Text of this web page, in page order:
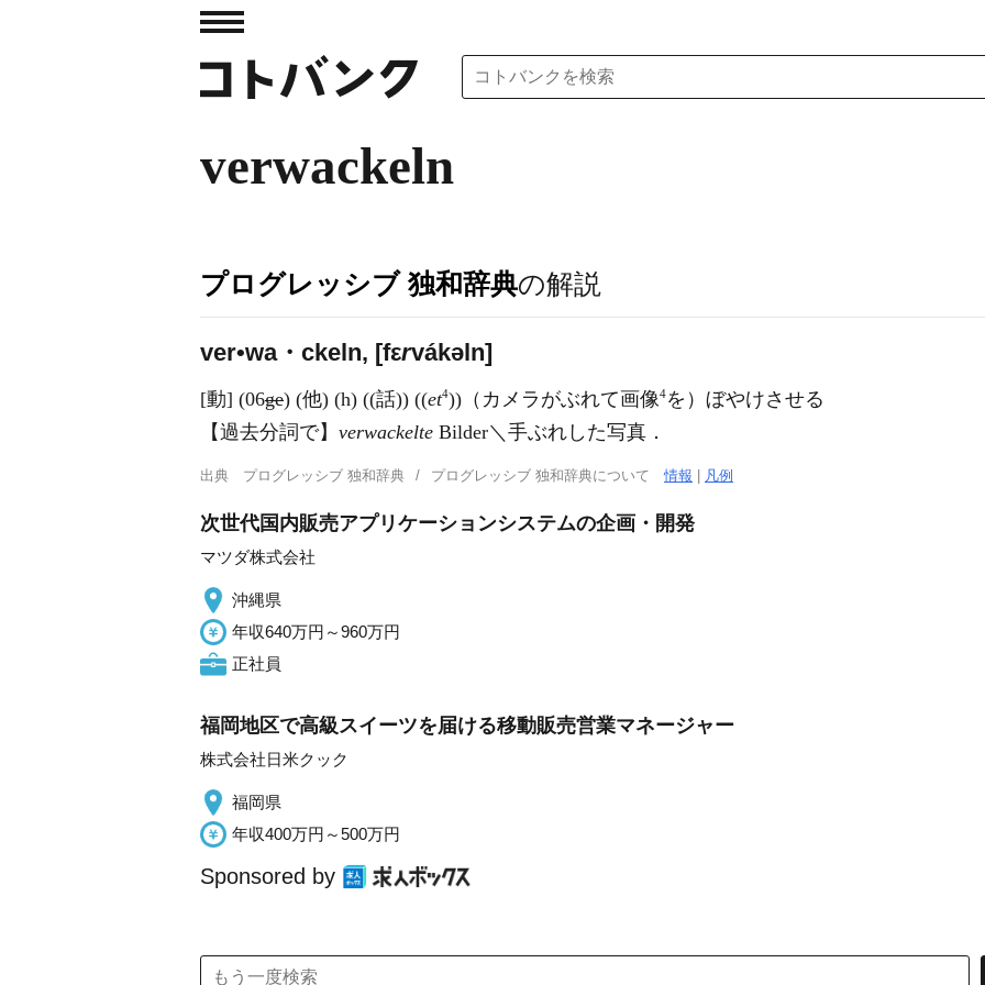
verwackeln
プログレッシブ 独和辞典の解説
ver•wa・ckeln, [fεrvákəln]
[動] (06ge) (他) (h) ((話)) ((et4))（カメラがぶれて画像4を）ぼやけさせる
【過去分詞で】 verwackelte Bilder＼手ぶれした写真．
出典 プログレッシブ 独和辞典 プログレッシブ 独和辞典について情報 凡例
次世代国内販売アプリケーションシステムの企画・開発
マツダ株式会社
沖縄県
年収640万円～960万円
正社員
福岡地区で高級スイーツを届ける移動販売営業マネージャー
株式会社日米クック
福岡県
年収400万円～500万円
Sponsored by